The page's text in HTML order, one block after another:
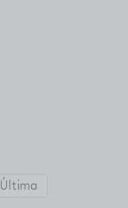
Última